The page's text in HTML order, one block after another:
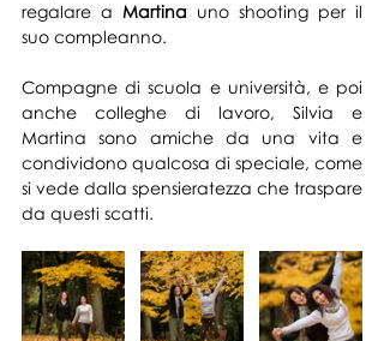
regalare a Martina uno shooting per il
suo compleanno.
Compagne di scuola e università, e poi
anche colleghe di lavoro, Silvia e
Martina sono amiche da una vita e
condividono qualcosa di speciale, come
si vede dalla spensieratezza che traspare
da questi scatti.